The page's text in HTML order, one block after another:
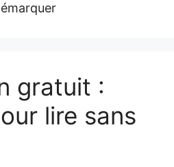
gratuit :
lire sans